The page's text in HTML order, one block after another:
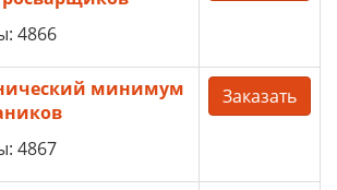
4866
минимум
4867
Заказать